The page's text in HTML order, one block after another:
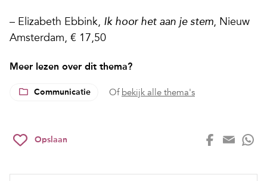
– Elizabeth Ebbink, Ik hoor het aan je stem, Nieuw
Amsterdam, € 17,50
Meer lezen over dit thema?
Communicatie Of bekijk alle thema's
Opslaan